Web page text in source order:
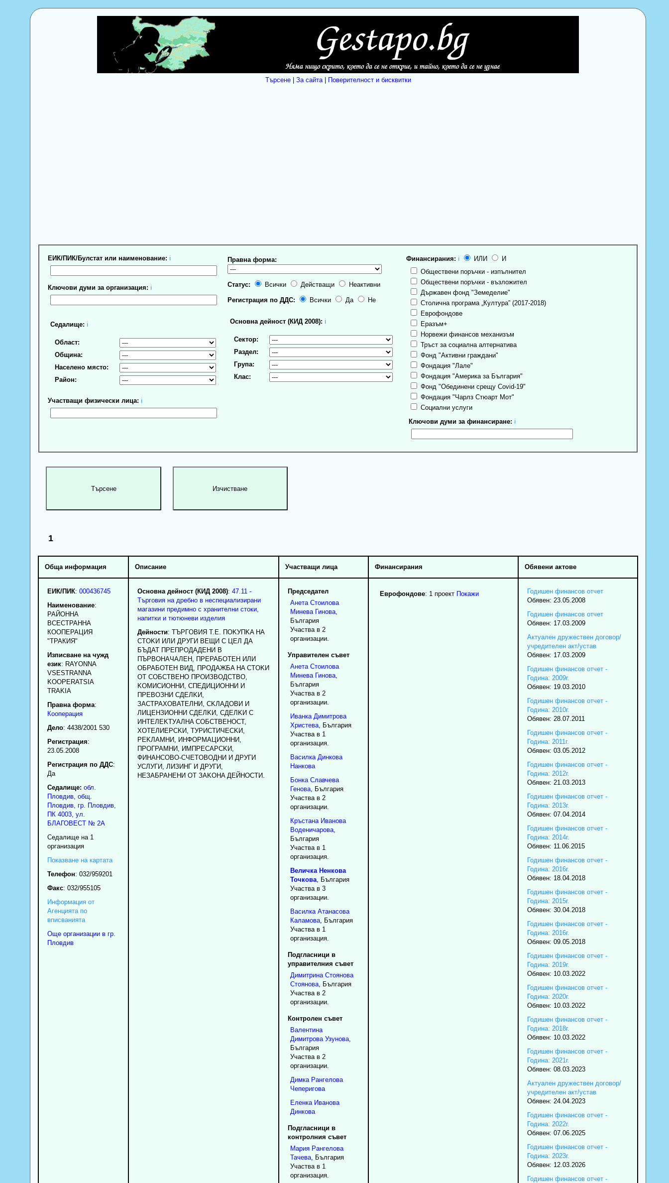
Търсене| За сайта| Поверителност и бисквитки
ЕИК/ПИК/Булстат или наименование: ℹ
Ключови думи за организация: ℹ
Седалище: ℹ
Област:
Община:
Населено място:
Район:
Участващи физически лица: ℹ
Правна форма:
Статус: Всички Действащи Неактивни
Регистрация по ДДС: Всички Да Не
Основна дейност (КИД 2008): ℹ
Сектор:
Раздел:
Група:
Клас:
Финансирания: ℹ ИЛИ
И
Обществени поръчки - изпълнител
Обществени поръчки - възложител
Държавен фонд "Земеделие"
Столична програма „Култура” (2017-2018)
Еврофондове
Еразъм+
Норвежи финансов механизъм
Тръст за социална алтернатива
Фонд "Активни граждани"
Фондация "Лале"
Фондация "Америка за България"
Фонд "Обединени срещу Covid-19"
Фондация "Чарлз Стюарт Мот"
Социални услуги
Ключови думи за финансиране: ℹ
1
Обща информация Описание Участващи лица Финансирания Обявени актове
ЕИК/ПИК: 000436745
Наименование:
РАЙОННА
ВСЕСТРАННА
КООПЕРАЦИЯ
"ТРАКИЯ"
Изписване на чужд
език: RAYONNA
VSESTRANNA
KOOPERATSIA
TRAKIA
Правна форма:
Кооперация
Дело: 4438/2001 530
Регистрация:
23.05.2008
Регистрация по ДДС:
Да
Седалище: обл.
Пловдив, общ.
Пловдив, гр. Пловдив,
ПК 4003, ул.
БЛАГОВЕСТ № 2A
Седалище на 1
организация
Показване на картата
Телефон: 032/959201
Факс: 032/955105
Информация от
Агенцията по
вписванията
Още организации в гр.
Пловдив
Основна дейност (КИД 2008): 47.11 -
Търговия на дребно в неспециализирани
магазини предимно с хранителни стоки,
напитки и тютюневи изделия
Дейности: TЪPГOBИЯ T.E. ПOKУПKA HA
CTOKИ ИЛИ ДPУГИ BEЩИ C ЦEЛ ДA
БЪДAT ПPEПPOДAДEHИ B
ПЪPBOHAЧAЛEH, ПPEPAБOTEH ИЛИ
OБPAБOTEH BИД, ПPOДAЖБA HA CTOKИ
OT COБCTBEHO ПPOИЗBOДCTBO,
KOMИCИOHHИ, CПEДИЦИOHHИ И
ПPEBOЗHИ CДEЛKИ,
ЗACTPAXOBATEЛHИ, CKЛAДOBИ И
ЛИЦEHЗИOHHИ CДEЛKИ, CДEЛKИ C
ИHTEЛEKTУAЛHA COБCTBEHOCT,
XOTEЛИEPCKИ, TУPИCTИЧECKИ,
PEKЛAMHИ, ИHФOPMAЦИOHHИ,
ПPOГPAMHИ, ИMПPECAPCKИ,
ФИHAHCOBO-CЧETOBOДHИ И ДPУГИ
УCЛУГИ, ЛИЗИHГ И ДPУГИ,
HEЗAБPAHEHИ OT ЗAKOHA ДEЙHOCTИ.
Председател
Анета Стоилова
Минева Гинова,
България
Участва в 2
организации.
Управителен съвет
Анета Стоилова
Минева Гинова,
България
Участва в 2
организации.
Иванка Димитрова
Христева, България
Участва в 1
организация.
Василка Динкова
Нанкова
Бонка Славчева
Генова, България
Участва в 2
организации.
Кръстана Иванова
Воденичарова,
България
Участва в 1
организация.
Величка Ненкова
Точкова, България
Участва в 3
организации.
Василка Атанасова
Каламова, България
Участва в 1
организация.
Подгласници в
управителния съвет
Димитрина Стоянова
Стоянова, България
Участва в 2
организации.
Контролен съвет
Валентина
Димитрова Узунова,
България
Участва в 2
организации.
Димка Рангелова
Чеперигова
Еленка Иванова
Динкова
Подгласници в
контролния съвет
Мария Рангелова
Тачева, България
Участва в 1
организация.
Еврофондове: 1 проект Покажи
Годишен финансов отчет
Обявен: 23.05.2008
Годишен финансов отчет
Обявен: 17.03.2009
Актуален дружествен договор/
учредителен акт/устав
Обявен: 17.03.2009
Годишен финансов отчет -
Година: 2009г.
Обявен: 19.03.2010
Годишен финансов отчет -
Година: 2010г.
Обявен: 28.07.2011
Годишен финансов отчет -
Година: 2011г.
Обявен: 03.05.2012
Годишен финансов отчет -
Година: 2012г.
Обявен: 21.03.2013
Годишен финансов отчет -
Година: 2013г.
Обявен: 07.04.2014
Годишен финансов отчет -
Година: 2014г.
Обявен: 11.06.2015
Годишен финансов отчет -
Година: 2016г.
Обявен: 18.04.2018
Годишен финансов отчет -
Година: 2015г.
Обявен: 30.04.2018
Годишен финансов отчет -
Година: 2016г.
Обявен: 09.05.2018
Годишен финансов отчет -
Година: 2019г.
Обявен: 10.03.2022
Годишен финансов отчет -
Година: 2020г.
Обявен: 10.03.2022
Годишен финансов отчет -
Година: 2018г.
Обявен: 10.03.2022
Годишен финансов отчет -
Година: 2021г.
Обявен: 08.03.2023
Актуален дружествен договор/
учредителен акт/устав
Обявен: 24.04.2023
Годишен финансов отчет -
Година: 2022г.
Обявен: 07.06.2025
Годишен финансов отчет -
Година: 2023г.
Обявен: 12.03.2026
Годишен финансов отчет -